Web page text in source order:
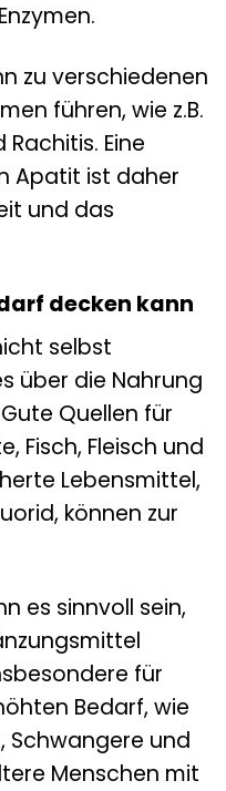
zu verschiedenen
führen, wie z.B.
Eine
Apatit ist daher
und das
decken kann
selbst
über die Nahrung
Quellen für
Fisch, Fleisch und
Lebensmittel,
können zur
es sinnvoll sein,
für
Bedarf, wie
Schwangere und
Menschen mit